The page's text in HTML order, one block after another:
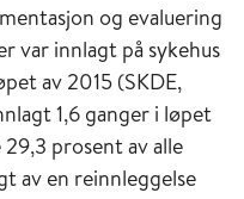
og evaluering
var innlagt på sykehus
av 2015 (SKDE,
1,6 ganger i løpet
prosent av alle
av en reinnleggelse